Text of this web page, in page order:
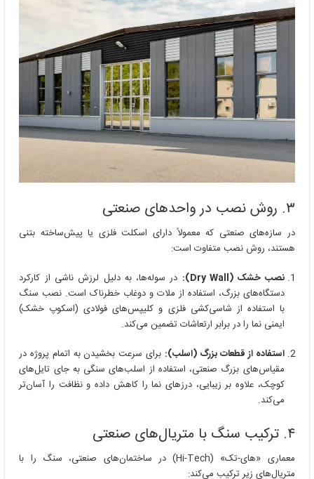
۳. روش نصب در واحدهای صنعتی
در سازه‌های صنعتی که معمولاً دارای اسکلت فلزی یا پیش‌ساخته بتنی
هستند، روش نصب متفاوت است:
نصب خشک (Dry Wall):
در سوله‌ها، به دلیل لرزش ناشی از کارکرد
دستگاه‌های بزرگ، استفاده از ملات و دوغاب خطرناک است. نصب سنگ
با استفاده از شاسی‌کشی فلزی و کلیپس‌های فولادی (اسکوپ خشک)
ایمنی نما را در برابر ارتعاشات تضمین می‌کند.
استفاده از قطعات بزرگ (اسلب): برای سرعت بخشیدن به اتمام پروژه در
مقیاس‌های بزرگ صنعتی، استفاده از اسلب‌های سنگی به جای تایل‌های
کوچک، علاوه بر زیبایی، درزهای نما را کاهش داده و نظافت را آسان‌تر
می‌کند.
۴. ترکیب سنگ با متریال‌های صنعتی
معماری «های-تک» (Hi-Tech) در ساختمان‌های صنعتی، سنگ را با
متریال‌های زیر ترکیب می‌کند: